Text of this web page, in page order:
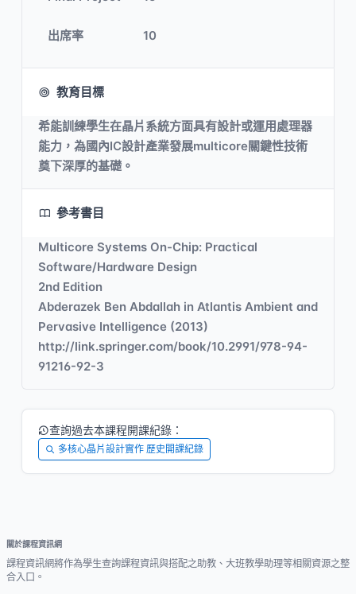
出席率 10
教育目標
希能訓練學生在晶片系統方面具有設計或運用處理器
能力，為國內IC設計產業發展multicore關鍵性技術
奠下深厚的基礎。
參考書目
Multicore Systems On-Chip: Practical
Software/Hardware Design
2nd Edition
Abderazek Ben Abdallah in Atlantis Ambient and
Pervasive Intelligence (2013)
http://link.springer.com/book/10.2991/978-94-
91216-92-3
查詢過去本課程開課紀錄：
多核心晶片設計實作 歷史開課紀錄
關於課程資訊網
課程資訊網將作為學生查詢課程資訊與搭配之助教、大班教學助理等相關資源之整
合入口。